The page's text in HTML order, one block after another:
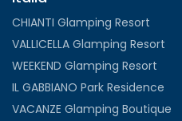
CHIANTI Glamping Resort
VALLICELLA Glamping Resort
WEEKEND Glamping Resort
IL GABBIANO Park Residence
VACANZE Glamping Boutique